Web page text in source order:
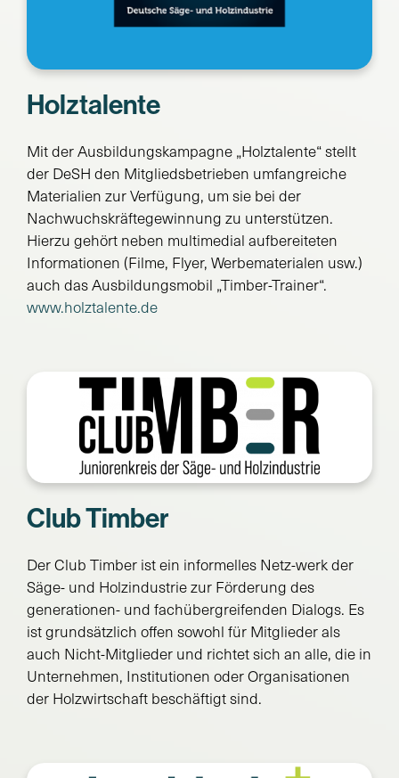
Holztalente
Mit der Ausbildungskampagne „Holztalente“ stellt
der DeSH den Mitgliedsbetrieben umfangreiche
Materialien zur Verfügung, um sie bei der
Nachwuchskräftegewinnung zu unterstützen.
Hierzu gehört neben multimedial aufbereiteten
Informationen (Filme, Flyer, Werbematerialen usw.)
auch das Ausbildungsmobil „Timber-Trainer“.
www.holztalente.de
Club Timber
Der Club Timber ist ein informelles Netz-werk der
Säge- und Holzindustrie zur Förderung des
generationen- und fachübergreifenden Dialogs. Es
ist grundsätzlich offen sowohl für Mitglieder als
auch Nicht-Mitglieder und richtet sich an alle, die in
Unternehmen, Institutionen oder Organisationen
der Holzwirtschaft beschäftigt sind.